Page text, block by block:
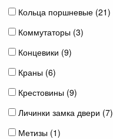
Кольца поршневые (21)
Коммутаторы (3)
Концевики (9)
Краны (6)
Крестовины (9)
Личинки замка двери (7)
Метизы (1)